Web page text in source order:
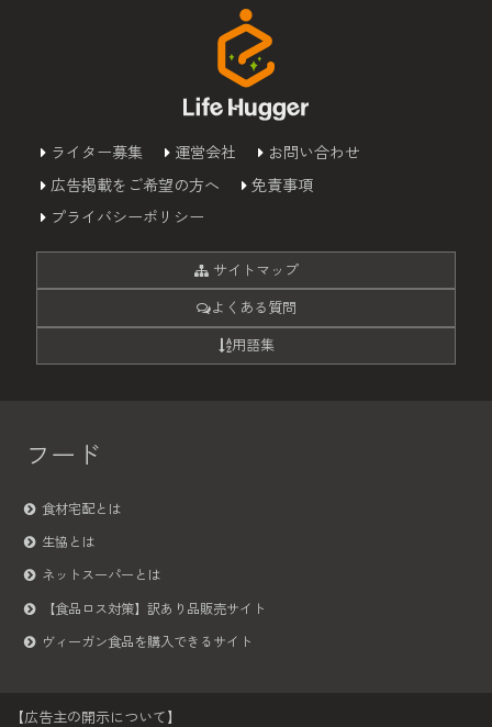
ライター募集 運営会社
お問い合わせ
広告掲載をご希望の方へ
免責事項
プライバシーポリシー
サイトマップ
よくある質問
用語集
フード
食材宅配とは
生協とは
ネットスーパーとは
【食品ロス対策】訳あり品販売サイト
ヴィーガン食品を購入できるサイト
【広告主の開示について】